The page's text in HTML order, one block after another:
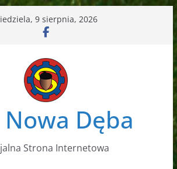
9 sierpnia, 2026
Dęba
Strona Internetowa